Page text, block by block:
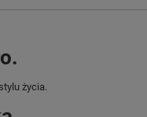
życia.